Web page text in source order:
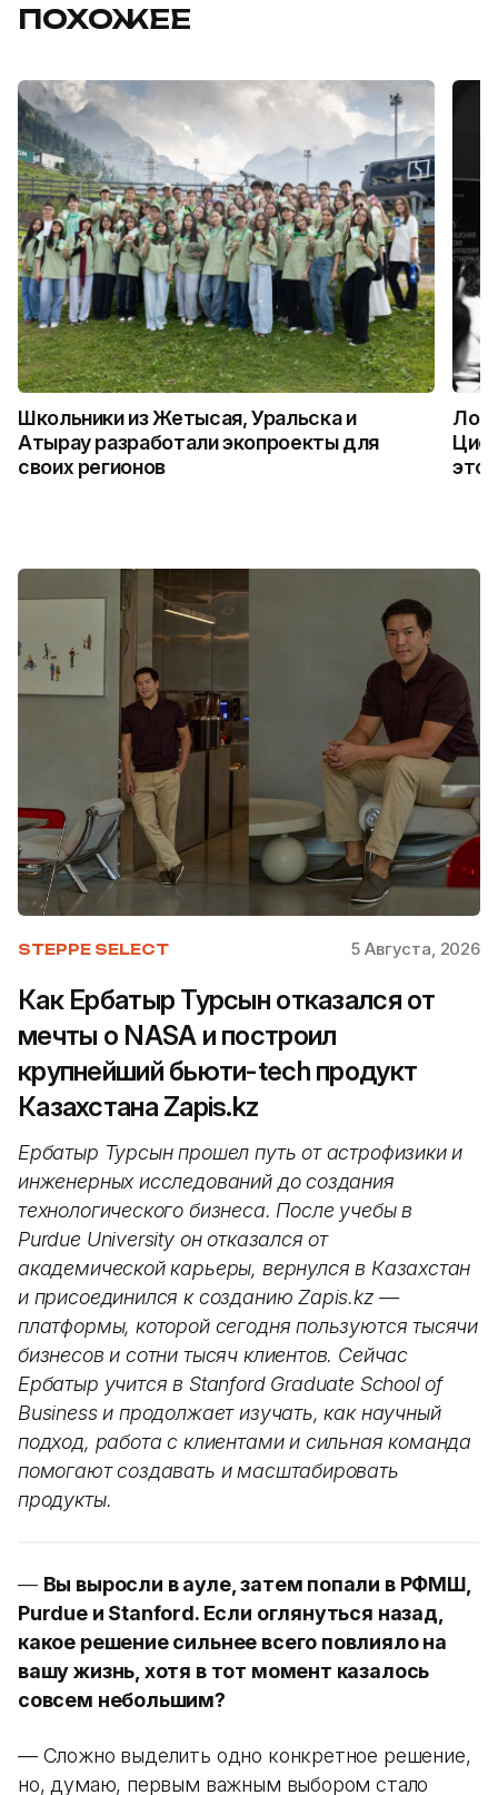
ПОХОЖЕЕ
Школьники из Жетысая, Уральска и
Атырау разработали экопроекты для
своих регионов
это
STEPPE SELECT 5 Августа, 2026
Как Ербатыр Турсын отказался от
мечты о NASA и построил
крупнейший бьюти-tech продукт
Казахстана Zapis.kz
Ербатыр Турсын прошел путь от астрофизики и
инженерных исследований до создания
технологического бизнеса. После учебы в
Purdue University он отказался от
академической карьеры, вернулся в Казахстан
и присоединился к созданию Zapis.kz —
платформы, которой сегодня пользуются тысячи
бизнесов и сотни тысяч клиентов. Сейчас
Ербатыр учится в Stanford Graduate School of
Business и продолжает изучать, как научный
подход, работа с клиентами и сильная команда
помогают создавать и масштабировать
продукты.
— Вы выросли в ауле, затем попали в РФМШ,
Purdue и Stanford. Если оглянуться назад,
какое решение сильнее всего повлияло на
вашу жизнь, хотя в тот момент казалось
совсем небольшим?
— Сложно выделить одно конкретное решение,
но, думаю, первым важным выбором стало